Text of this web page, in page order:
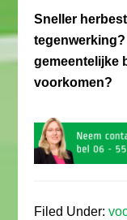
Sneller
gemeentelijke
voorkomen?
Filed Under: